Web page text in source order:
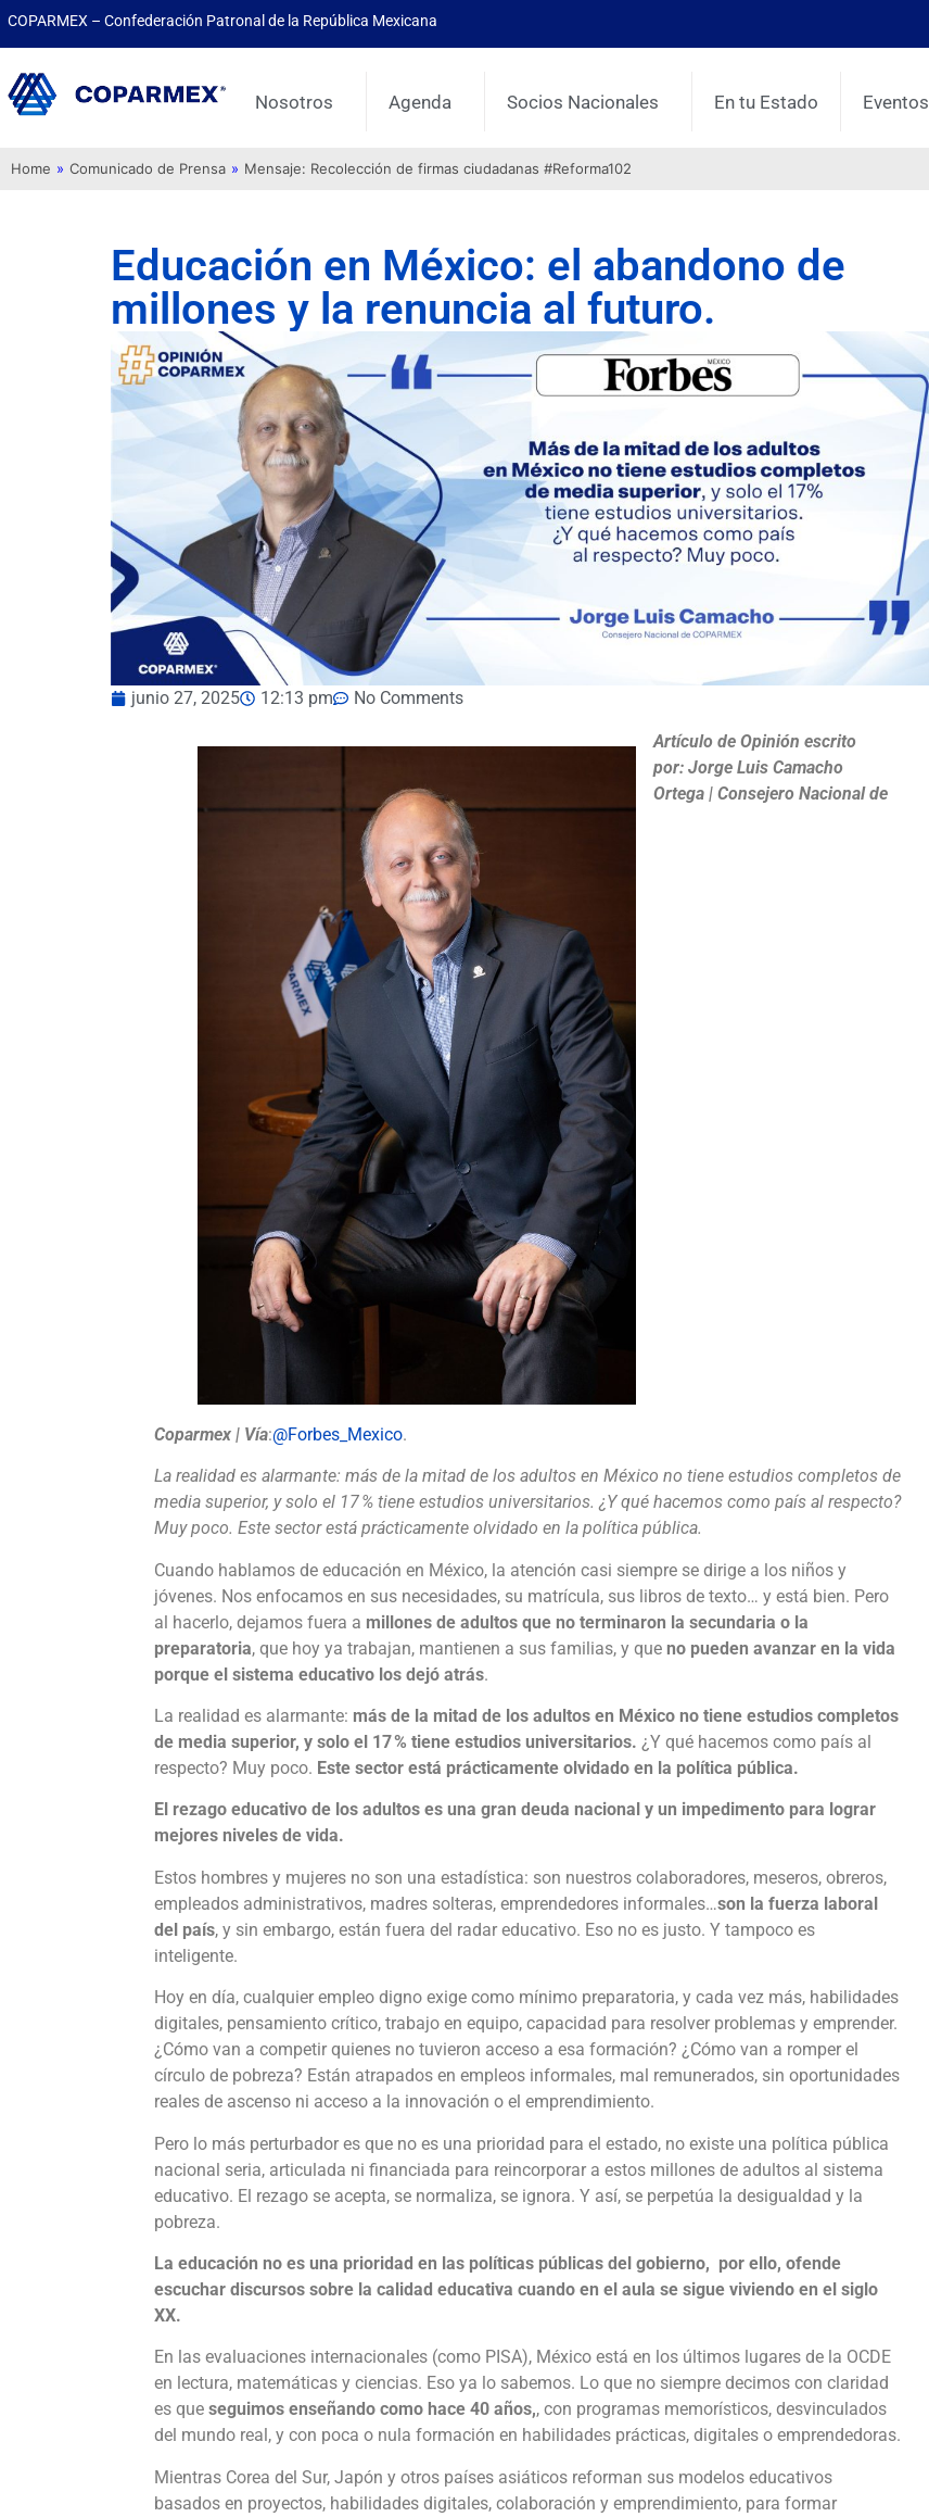
COPARMEX – Confederación Patronal de la República Mexicana
Nosotros Agenda Socios Nacionales En tu Estado Eventos
Home » Comunicado de Prensa » Mensaje: Recolección de firmas ciudadanas #Reforma102
Educación en México: el abandono de
millones y la renuncia al futuro.
junio 27, 2025 12:13 pm No Comments
Artículo de Opinión escrito
por: Jorge Luis Camacho
Ortega | Consejero Nacional de
Coparmex | Vía:@Forbes_Mexico.
La realidad es alarmante: más de la mitad de los adultos en México no tiene estudios completos de
media superior, y solo el 17 % tiene estudios universitarios. ¿Y qué hacemos como país al respecto?
Muy poco. Este sector está prácticamente olvidado en la política pública.
Cuando hablamos de educación en México, la atención casi siempre se dirige a los niños y
jóvenes. Nos enfocamos en sus necesidades, su matrícula, sus libros de texto… y está bien. Pero
al hacerlo, dejamos fuera a millones de adultos que no terminaron la secundaria o la
preparatoria, que hoy ya trabajan, mantienen a sus familias, y que no pueden avanzar en la vida
porque el sistema educativo los dejó atrás.
La realidad es alarmante: más de la mitad de los adultos en México no tiene estudios completos
de media superior, y solo el 17 % tiene estudios universitarios. ¿Y qué hacemos como país al
respecto? Muy poco. Este sector está prácticamente olvidado en la política pública.
El rezago educativo de los adultos es una gran deuda nacional y un impedimento para lograr
mejores niveles de vida.
Estos hombres y mujeres no son una estadística: son nuestros colaboradores, meseros, obreros,
empleados administrativos, madres solteras, emprendedores informales…son la fuerza laboral
del país, y sin embargo, están fuera del radar educativo. Eso no es justo. Y tampoco es
inteligente.
Hoy en día, cualquier empleo digno exige como mínimo preparatoria, y cada vez más, habilidades
digitales, pensamiento crítico, trabajo en equipo, capacidad para resolver problemas y emprender.
¿Cómo van a competir quienes no tuvieron acceso a esa formación? ¿Cómo van a romper el
círculo de pobreza? Están atrapados en empleos informales, mal remunerados, sin oportunidades
reales de ascenso ni acceso a la innovación o el emprendimiento.
Pero lo más perturbador es que no es una prioridad para el estado, no existe una política pública
nacional seria, articulada ni financiada para reincorporar a estos millones de adultos al sistema
educativo. El rezago se acepta, se normaliza, se ignora. Y así, se perpetúa la desigualdad y la
pobreza.
La educación no es una prioridad en las políticas públicas del gobierno, por ello, ofende
escuchar discursos sobre la calidad educativa cuando en el aula se sigue viviendo en el siglo
XX.
En las evaluaciones internacionales (como PISA), México está en los últimos lugares de la OCDE
en lectura, matemáticas y ciencias. Eso ya lo sabemos. Lo que no siempre decimos con claridad
es que seguimos enseñando como hace 40 años,, con programas memorísticos, desvinculados
del mundo real, y con poca o nula formación en habilidades prácticas, digitales o emprendedoras.
Mientras Corea del Sur, Japón y otros países asiáticos reforman sus modelos educativos
basados en proyectos, habilidades digitales, colaboración y emprendimiento, para formar